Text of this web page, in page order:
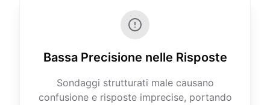
Bassa Precisione nelle Risposte
Sondaggi strutturati male causano
confusione e risposte imprecise, portando